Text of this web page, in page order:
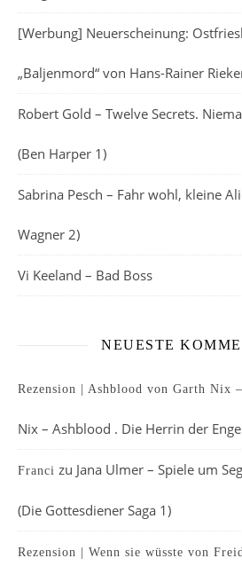
[Werbung] Neuerscheinung:
„Baljenmord“ von Hans-Rainer
Robert Gold – Twelve Secrets.
(Ben Harper 1)
Sabrina Pesch – Fahr wohl, kleine
Wagner 2)
Vi Keeland – Bad Boss
NEUESTE
Rezension | Ashblood von Garth Nix
Nix – Ashblood . Die Herrin der
Franci zu Jana Ulmer – Spiele um
(Die Gottesdiener Saga 1)
Rezension | Wenn sie wüsste von